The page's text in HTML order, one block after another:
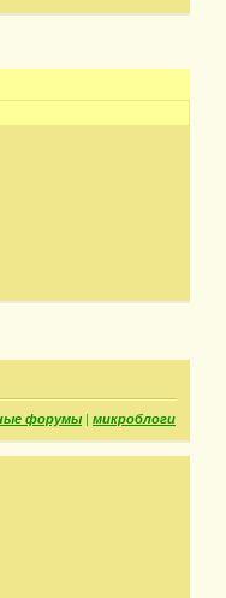
форумы| микроблоги